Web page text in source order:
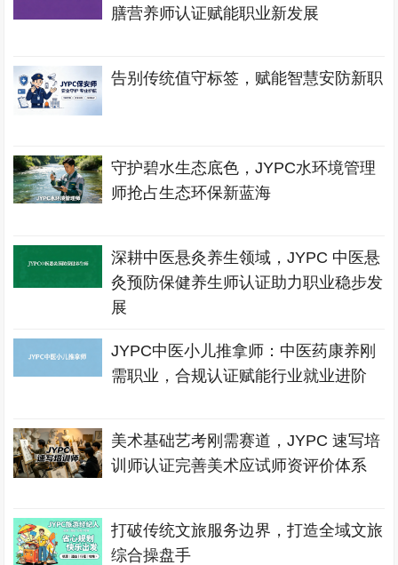
膳营养师认证赋能职业新发展
告别传统值守标签，赋能智慧安防新职
守护碧水生态底色，JYPC水环境管理
师抢占生态环保新蓝海
深耕中医悬灸养生领域，JYPC 中医悬
灸预防保健养生师认证助力职业稳步发
展
JYPC中医小儿推拿师：中医药康养刚
需职业，合规认证赋能行业就业进阶
美术基础艺考刚需赛道，JYPC 速写培
训师认证完善美术应试师资评价体系
打破传统文旅服务边界，打造全域文旅
综合操盘手